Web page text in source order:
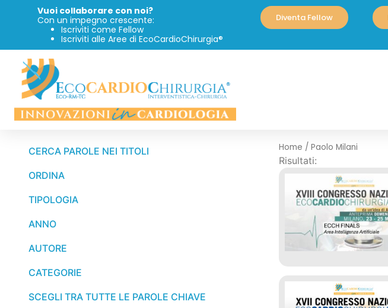
Vuoi collaborare con noi?
Con un impegno crescente:
Iscriviti come Fellow
Iscriviti alle Aree di EcoCardioChirurgia®
Diventa Fellow
CERCA PAROLE NEI TITOLI
ORDINA
TIPOLOGIA
ANNO
AUTORE
CATEGORIE
SCEGLI TRA TUTTE LE PAROLE CHIAVE
Home /Paolo Milani
Risultati: